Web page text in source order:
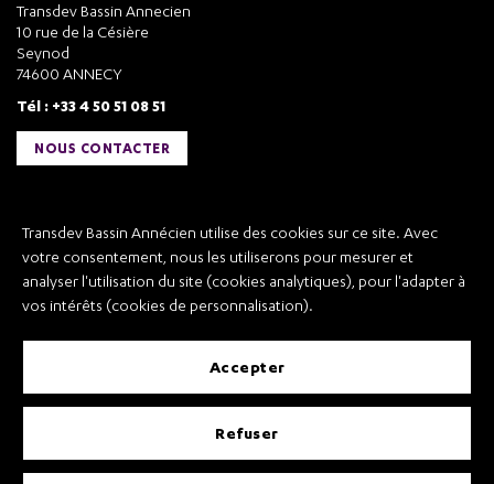
Transdev Bassin Annécien utilise des cookies sur ce site. Avec
votre consentement, nous les utiliserons pour mesurer et
analyser l'utilisation du site (cookies analytiques), pour l'adapter à
vos intérêts (cookies de personnalisation).
accepter
refuser
Transdev Bassin Annecien
10 rue de la Césière
Seynod
74600 ANNECY
Tél : +33 4 50 51 08 51
NOUS CONTACTER
Transdev Bassin Annécien
Recrutement
Conditions Générales de Vente et Transport
Conditions Générales d’Utilisation
Règlement